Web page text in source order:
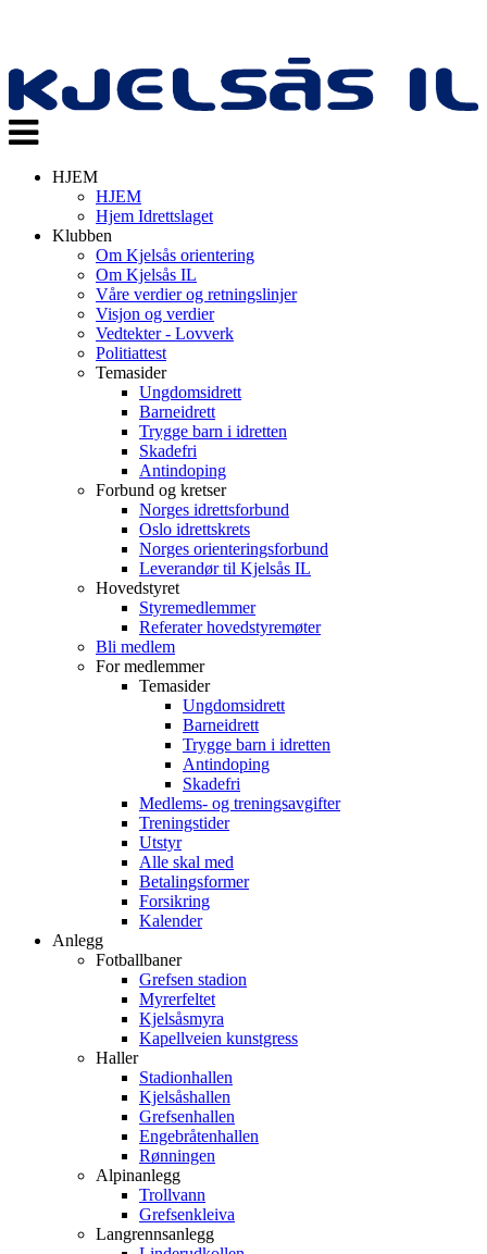
Veksle
navigasjon
HJEM
HJEM
Hjem Idrettslaget
Klubben
Om Kjelsås orientering
Om Kjelsås IL
Våre verdier og retningslinjer
Visjon og verdier
Vedtekter - Lovverk
Politiattest
Temasider
Ungdomsidrett
Barneidrett
Trygge barn i idretten
Skadefri
Antindoping
Forbund og kretser
Norges idrettsforbund
Oslo idrettskrets
Norges orienteringsforbund
Leverandør til Kjelsås IL
Hovedstyret
Styremedlemmer
Referater hovedstyremøter
Bli medlem
For medlemmer
Temasider
Ungdomsidrett
Barneidrett
Trygge barn i idretten
Antindoping
Skadefri
Medlems- og treningsavgifter
Treningstider
Utstyr
Alle skal med
Betalingsformer
Forsikring
Kalender
Anlegg
Fotballbaner
Grefsen stadion
Myrerfeltet
Kjelsåsmyra
Kapellveien kunstgress
Haller
Stadionhallen
Kjelsåshallen
Grefsenhallen
Engebråtenhallen
Rønningen
Alpinanlegg
Trollvann
Grefsenkleiva
Langrennsanlegg